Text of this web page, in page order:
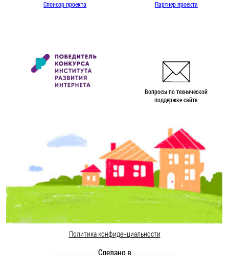
Спонсор проекта Партнер проекта
Вопросы по технической
поддержке сайта
Политика конфиденциальности
Сделано в